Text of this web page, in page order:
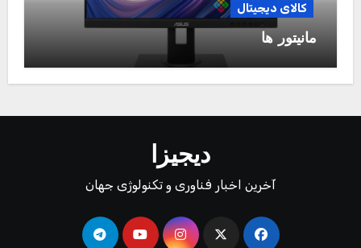
کالای دیجیتال
مانیتور ها
دیجیزا
آخرین اخبار فناوری و تکنولوژی جهان